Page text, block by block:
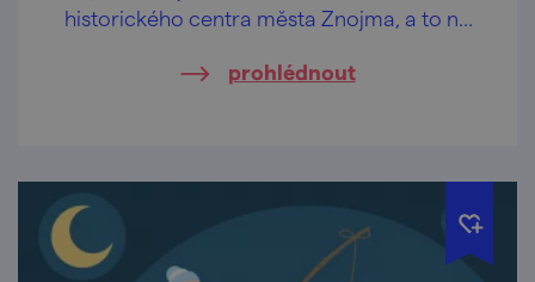
historického centra města Znojma, a to na
prohlédnout